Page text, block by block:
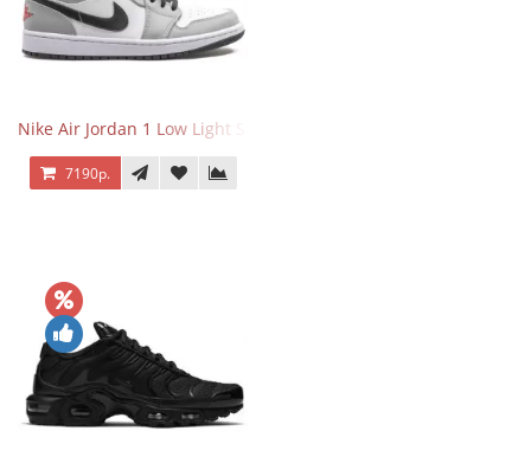
Nike Air Jordan 1 Low Light Smoke Grey
7190р.